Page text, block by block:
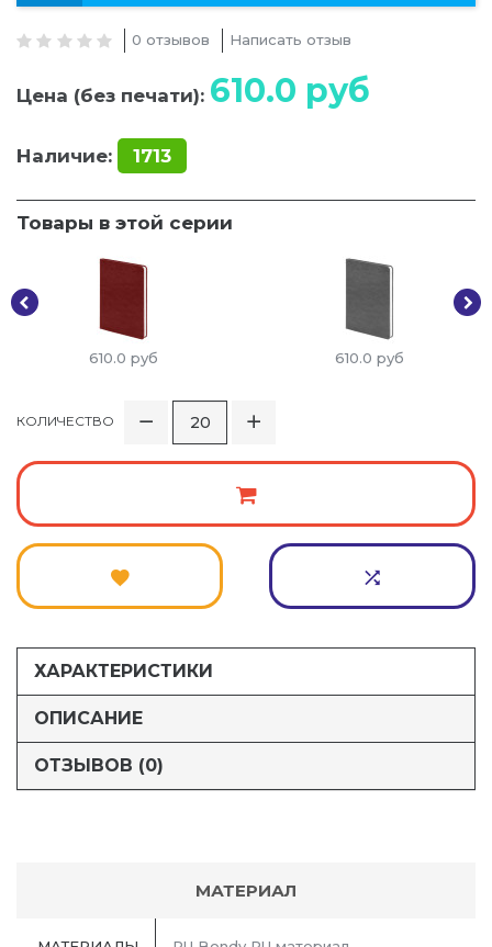
0 отзывов Написать отзыв
Цена (без печати): 610.0 руб
Наличие: 1713
Товары в этой серии
610.0 руб 610.0 руб
КОЛИЧЕСТВО
ХАРАКТЕРИСТИКИ
ОПИСАНИЕ
ОТЗЫВОВ (0)
МАТЕРИАЛ